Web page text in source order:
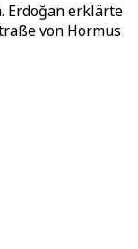
Erdoğan erklärte
von Hormus